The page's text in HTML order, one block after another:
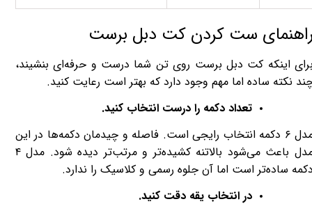
ست کردن کت دبل برست
اینکه کت دبل ‌برست روی تن شما درست و حرفه‌ای بنشیند،
نکته ساده اما مهم وجود دارد که بهتر است رعایت کنید.
تعداد دکمه را درست انتخاب کنید.
مدل ۶ دکمه انتخاب رایجی است. فاصله و چیدمان دکمه‌ها در این
مدل باعث می‌شود بالاتنه کشیده‌تر و مرتب‌تر دیده شود. مدل ۴
ساده‌تر است اما آن جلوه رسمی و کلاسیک را ندارد.
در انتخاب یقه دقت کنید.